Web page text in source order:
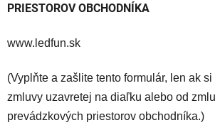
PRIESTOROV OBCHODNÍKA
www.ledfun.sk
(Vyplňte a zašlite tento formulár, len ak
zmluvy uzavretej na diaľku alebo od
prevádzkových priestorov obchodníka.)